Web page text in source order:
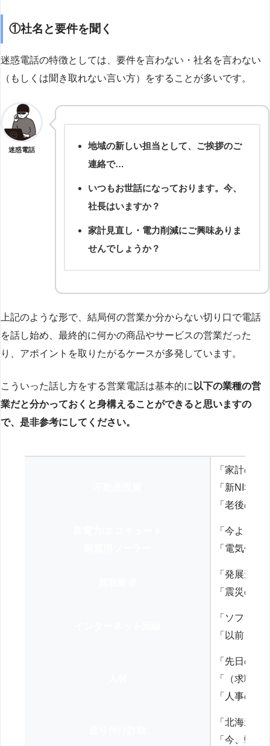
①社名と要件を聞く
迷惑電話の特徴としては、要件を言わない・社名を言わない
（もしくは聞き取れない言い方）をすることが多いです。
迷惑電話
地域の新しい担当として、ご挨拶のご
連絡で…
いつもお世話になっております。今、
社長はいますか？
家計見直し・電力削減にご興味ありま
せんでしょうか？
上記のような形で、結局何の営業か分からない切り口で電話
を話し始め、最終的に何かの商品やサービスの営業だった
り、アポイントを取りたがるケースが多発しています。
こういった話し方をする営業電話は基本的に 以下の業種の営
業だと分かっておくと身構えることができると思いますの
で、是非参考にしてください。
「家計の見
「新NISA
「老後の
「今より
「電気代を
「発展途
「震災の
「ソフト
「以前、
「先日の
「（求職
「人事の方
「北海道
「今、弊